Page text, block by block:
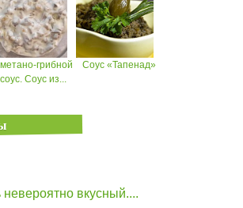
грибной
соус. Соус из...
Соус «Тапенад»
вкусный....